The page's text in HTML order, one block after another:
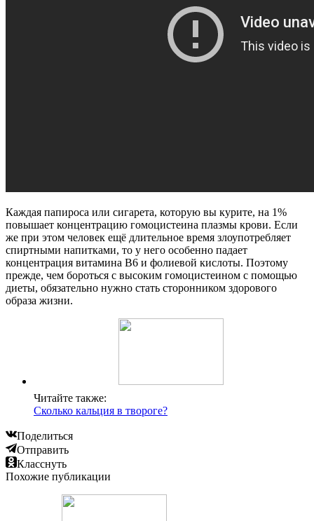
Каждая папироса или сигарета, которую вы курите, на 1%
повышает концентрацию гомоцистеина плазмы крови. Если
же при этом человек ещё длительное время злоупотребляет
спиртными напитками, то у него особенно падает
концентрация витамина B6 и фолиевой кислоты. Поэтому
прежде, чем бороться с высоким гомоцистеином с помощью
диеты, обязательно нужно стать сторонником здорового
образа жизни.
Читайте также:
Сколько кальция в твороге?
Поделиться
Отправить
Класснуть
Похожие публикации